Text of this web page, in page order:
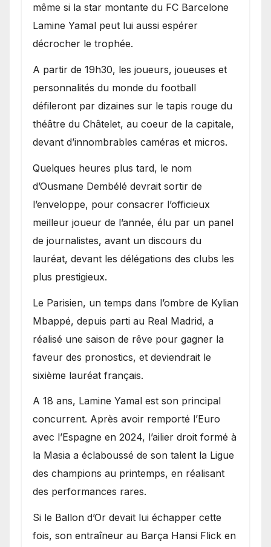
même si la star montante du FC Barcelone
Lamine Yamal peut lui aussi espérer
décrocher le trophée.
A partir de 19h30, les joueurs, joueuses et
personnalités du monde du football
défileront par dizaines sur le tapis rouge du
théâtre du Châtelet, au coeur de la capitale,
devant d’innombrables caméras et micros.
Quelques heures plus tard, le nom
d’Ousmane Dembélé devrait sortir de
l’enveloppe, pour consacrer l’officieux
meilleur joueur de l’année, élu par un panel
de journalistes, avant un discours du
lauréat, devant les délégations des clubs les
plus prestigieux.
Le Parisien, un temps dans l’ombre de Kylian
Mbappé, depuis parti au Real Madrid, a
réalisé une saison de rêve pour gagner la
faveur des pronostics, et deviendrait le
sixième lauréat français.
A 18 ans, Lamine Yamal est son principal
concurrent. Après avoir remporté l’Euro
avec l’Espagne en 2024, l’ailier droit formé à
la Masia a éclaboussé de son talent la Ligue
des champions au printemps, en réalisant
des performances rares.
Si le Ballon d’Or devait lui échapper cette
fois, son entraîneur au Barça Hansi Flick en